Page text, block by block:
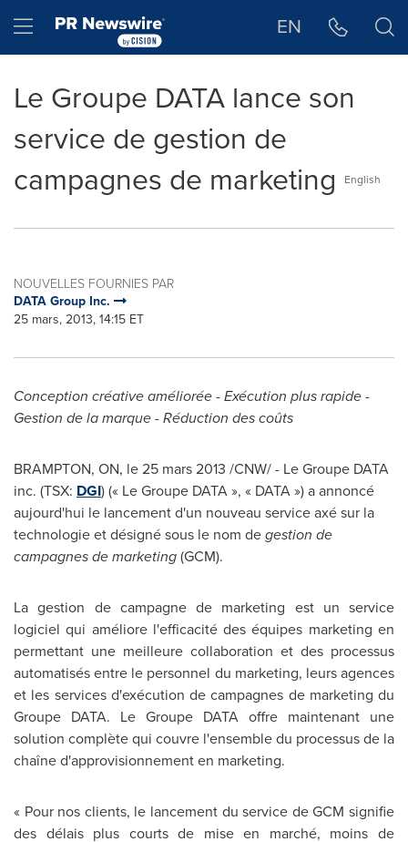
Hamburger menu EN
Le Groupe DATA lance son
service de gestion de
campagnes de marketing
English
NOUVELLES FOURNIES PAR
DATA Group Inc.
25 mars, 2013, 14:15 ET
Conception créative améliorée - Exécution plus rapide -
Gestion de la marque - Réduction des coûts
BRAMPTON, ON, le 25 mars 2013 /CNW/ - Le Groupe DATA
inc. (TSX: DGI) (« Le Groupe DATA », « DATA ») a annoncé
aujourd'hui le lancement d'un nouveau service axé sur la
technologie et désigné sous le nom degestion de
campagnes de marketing(GCM).
La gestion de campagne de marketing est un service
logiciel qui améliore l'efficacité des équipes marketing en
permettant une meilleure collaboration et des processus
automatisés entre le personnel du marketing, leurs agences
et les services d'exécution de campagnes de marketing du
Groupe DATA. Le Groupe DATA offre maintenant une
solution complète qui couvre l'ensemble du processus de la
chaîne d'approvisionnement en marketing.
« Pour nos clients, le lancement du service de GCM signifie
des délais plus courts de mise en marché, moins de